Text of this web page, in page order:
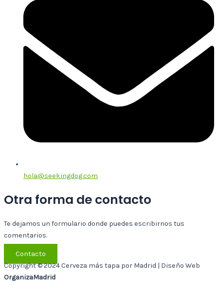
hola@seekingdog.com
Otra forma de contacto
Te dejamos un formulario donde puedes escribirnos tus
comentarios.
Contacto
Copyright © 2024 Cerveza más tapa por Madrid | Diseño Web
OrganizaMadrid